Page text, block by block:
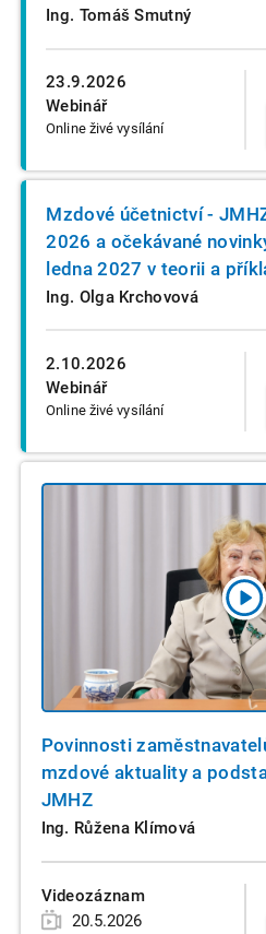
23.9.2026
Webinář
Online živé vysílání
Ing. Tomáš Smutný
2.10.2026
Webinář
Online živé vysílání
Mzdové účetnictví -
2026 a očekávané
ledna 2027 v teorii a
Ing. Olga Krchovová
Povinnosti
mzdové aktuality a
JMHZ
Ing. Růžena Klímová
Videozáznam
20.5.2026